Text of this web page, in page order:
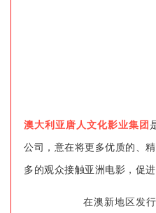
澳大利亚唐人文化影业集团
公司，意在将更多优质的、
多的观众接触亚洲电影，促
在澳新地区发